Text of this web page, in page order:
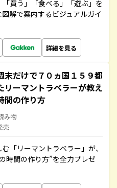
買う」「食べる」「遊ぶ」を
解で案内するビジュアルガイ
詳細を見る
だけで７０ヵ国１５９都
リーマントラベラーが教え
間の作り方
み物
売
「リーマントラベラー」が、
時間の作り方”を全力プレゼ